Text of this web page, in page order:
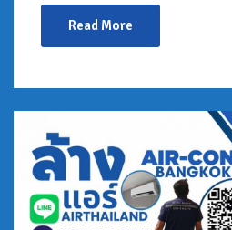
Read More